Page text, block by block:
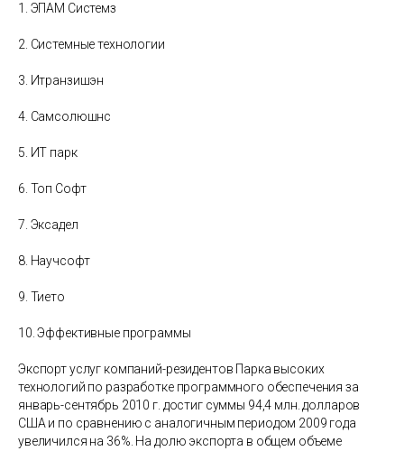
1. ЭПАМ Системз
2. Системные технологии
3. Итранзишэн
4. Самсолюшнс
5. ИТ парк
6. Топ Софт
7. Эксадел
8. Научсофт
9. Тието
10. Эффективные программы
Экспорт услуг компаний-резидентов Парка высоких
технологий по разработке программного обеспечения за
январь-сентябрь 2010 г. достиг суммы 94,4 млн. долларов
США и по сравнению с аналогичным периодом 2009 года
увеличился на 36%. На долю экспорта в общем объеме